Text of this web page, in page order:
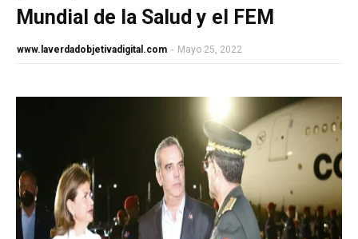
Mundial de la Salud y el FEM
www.laverdadobjetivadigital.com - Mayo 25, 2022